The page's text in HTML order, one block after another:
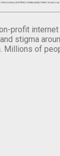
profit
stigma
Millions of